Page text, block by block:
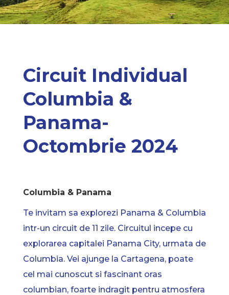
Circuit Individual
Columbia &
Panama-
Octombrie 2024
Columbia & Panama
Te invitam sa explorezi Panama & Columbia
intr-un circuit de 11 zile. Circuitul incepe cu
explorarea capitalei Panama City, urmata de
Columbia. Vei ajunge la Cartagena, poate
cel mai cunoscut si fascinant oras
columbian, foarte indragit pentru atmosfera